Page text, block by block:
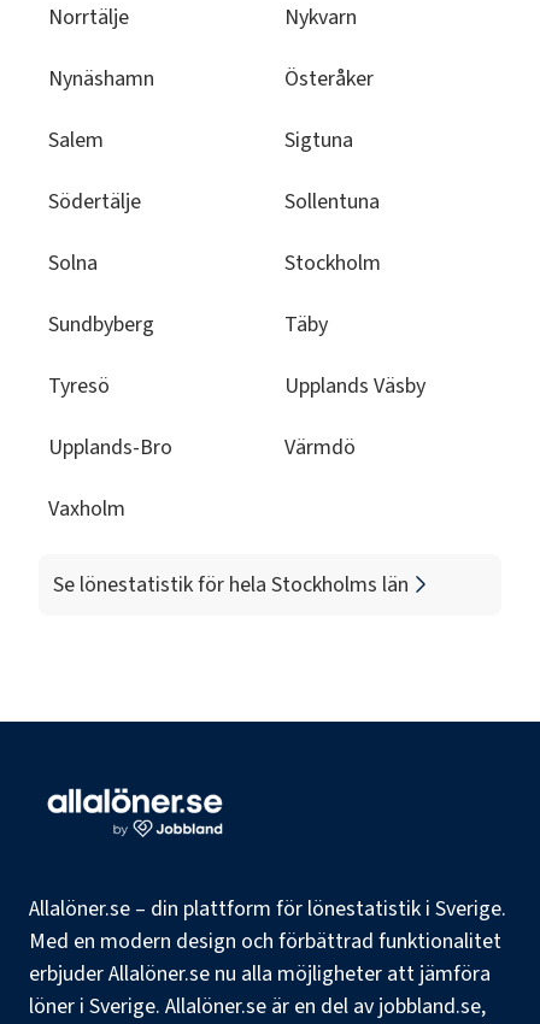
Norrtälje Nykvarn
Nynäshamn Österåker
Salem Sigtuna
Södertälje Sollentuna
Solna Stockholm
Sundbyberg Täby
Tyresö Upplands Väsby
Upplands-Bro Värmdö
Vaxholm
Se lönestatistik för hela Stockholms län
Allalöner.se – din plattform för lönestatistik i Sverige.
Med en modern design och förbättrad funktionalitet
erbjuder Allalöner.se nu alla möjligheter att jämföra
löner i Sverige. Allalöner.se är en del av jobbland.se,